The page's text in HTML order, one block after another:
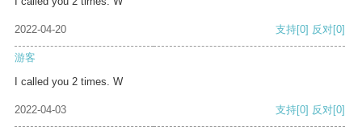
2022-04-20 支持[0] 反对[0]
游客
I called you 2 times. W
2022-04-03 支持[0] 反对[0]